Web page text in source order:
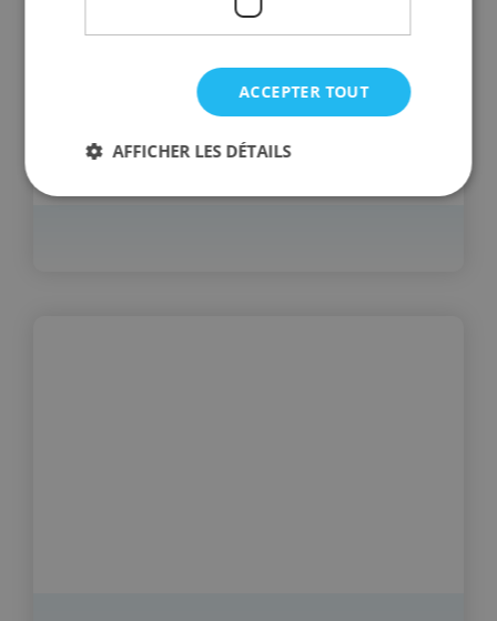
ACCEPTER TOUT
AFFICHER LES DÉTAILS